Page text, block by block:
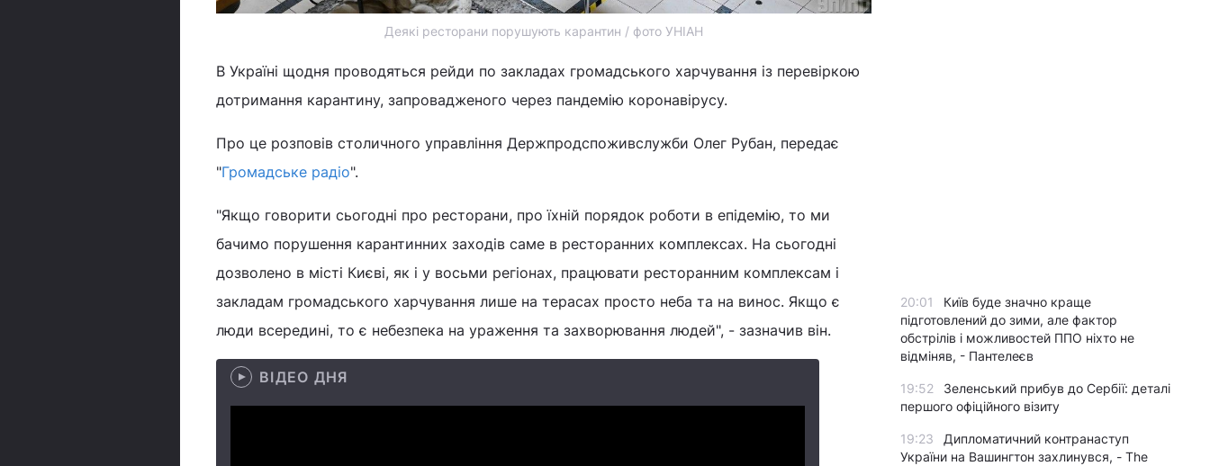
Деякі ресторани порушують карантин / фото УНІАН
В Україні щодня проводяться рейди по закладах громадського харчування із перевіркою
дотримання карантину, запровадженого через пандемію коронавірусу.
Про це розповів столичного управління Держпродспоживслужби Олег Рубан, передає
"Громадське радіо".
"Якщо говорити сьогодні про ресторани, про їхній порядок роботи в епідемію, то ми
бачимо порушення карантинних заходів саме в ресторанних комплексах. На сьогодні
дозволено в місті Києві, як і у восьми регіонах, працювати ресторанним комплексам і
закладам громадського харчування лише на терасах просто неба та на винос. Якщо є
люди всередині, то є небезпека на ураження та захворювання людей", - зазначив він.
ВІДЕО ДНЯ
20:01
Київ буде значно краще
підготовлений до зими, але фактор
обстрілів і можливостей ППО ніхто не
відміняв, - Пантелеєв
19:52
Зеленський прибув до Сербії: деталі
першого офіційного візиту
19:23
Дипломатичний контранаступ
України на Вашингтон захлинувся, - The